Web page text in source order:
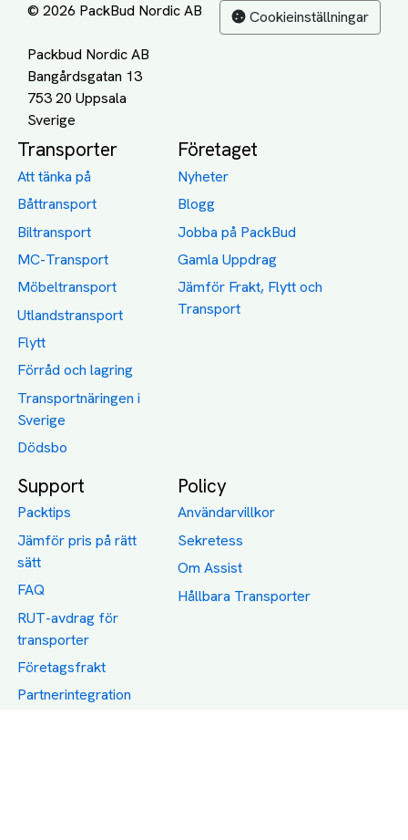
© 2026 PackBud Nordic AB
Packbud Nordic AB
Bangårdsgatan 13
753 20 Uppsala
Cookieinställningar
Transporter
Att tänka på
Båttransport
Biltransport
MC-Transport
Möbeltransport
Utlandstransport
Flytt
Förråd och lagring
Transportnäringen i
Sverige
Dödsbo
Företaget
Nyheter
Blogg
Jobba på PackBud
Gamla Uppdrag
Jämför Frakt, Flytt och
Transport
Support
Packtips
Jämför pris på rätt
sätt
FAQ
RUT-avdrag för
transporter
Företagsfrakt
Partnerintegration
Policy
Användarvillkor
Sekretess
Om Assist
Hållbara Transporter